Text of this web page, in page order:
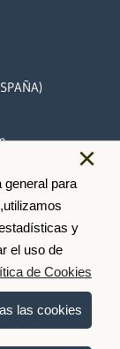
×
general para
y
el uso de
de Cookies
las cookies